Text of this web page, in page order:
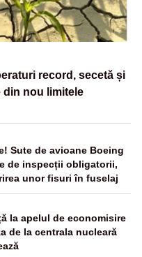
record, secetă și
din nou limitele
Sute de avioane Boeing
de inspecții obligatorii,
unor fisuri în fuselaj
la apelul de economisire
de la centrala nucleară